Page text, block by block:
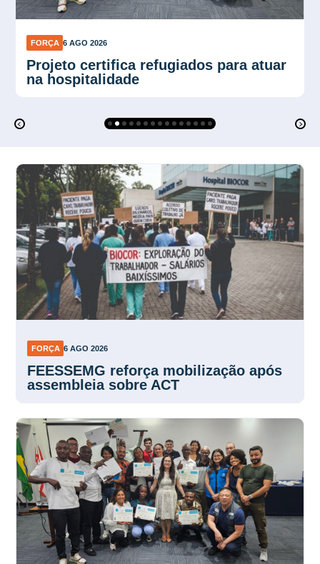
FORÇA 6 AGO 2026
Força Sindical SP organiza
mobilização para ato de 10 de agosto
FORÇA 6 AGO 2026
FEESSEMG reforça mobilização após
assembleia sobre ACT